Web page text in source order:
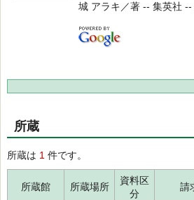
城 アラキ／著 -- 集英社
所蔵
所蔵は 1 件です。
所蔵館 所蔵場所
資料区
分
請